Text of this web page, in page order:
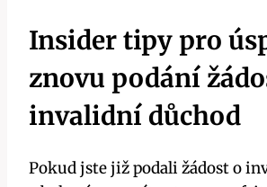
Insider tipy pro
znovu podání
invalidní důchod
Pokud jste již podali žádost o